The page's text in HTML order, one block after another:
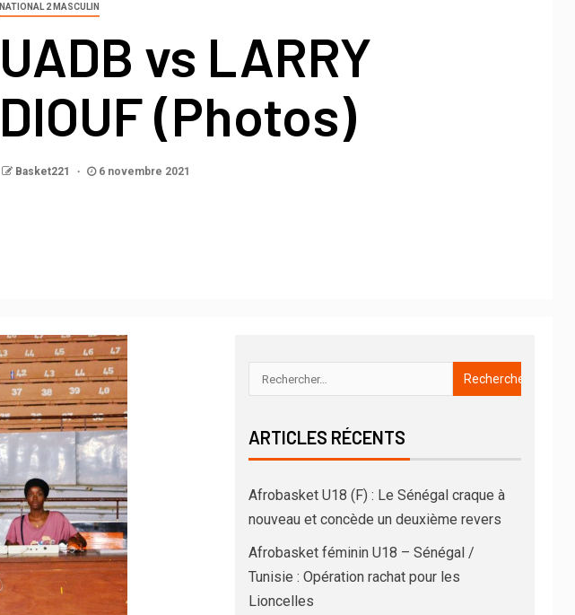
NATIONAL 2 MASCULIN
UADB vs LARRY
DIOUF (Photos)
Basket221 6 novembre 2021
ARTICLES RÉCENTS
Afrobasket U18 (F) : Le Sénégal craque à
nouveau et concède un deuxième revers
Afrobasket féminin U18 – Sénégal /
Tunisie : Opération rachat pour les
Lioncelles